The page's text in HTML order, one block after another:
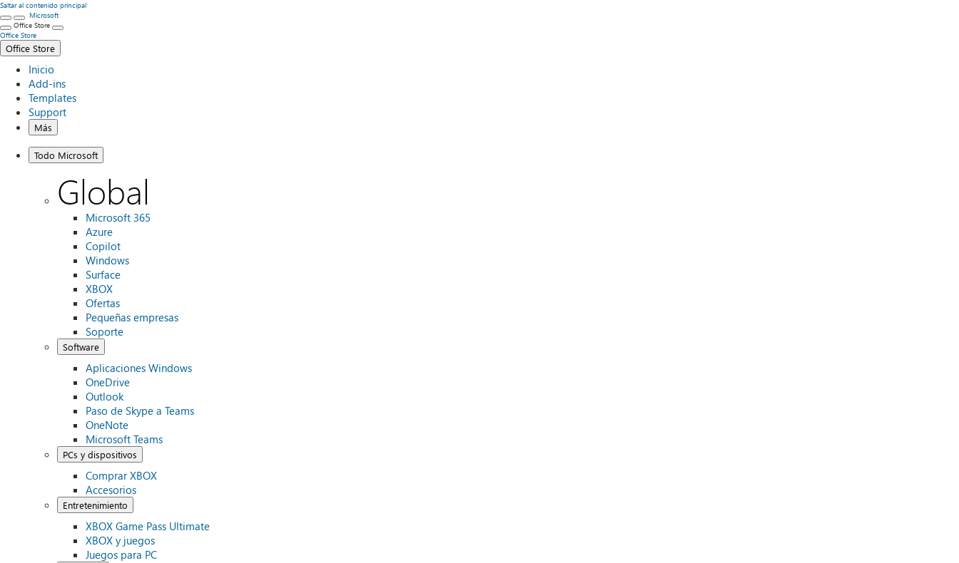
Saltar al contenido principal
Microsoft
Office Store
Office Store
Office Store
Inicio
Add-ins
Templates
Support
Más
Todo Microsoft
Global
Microsoft 365
Azure
Copilot
Windows
Surface
XBOX
Ofertas
Pequeñas empresas
Soporte
Software
Aplicaciones Windows
OneDrive
Outlook
Paso de Skype a Teams
OneNote
Microsoft Teams
PCs y dispositivos
Comprar XBOX
Accesorios
Entretenimiento
XBOX Game Pass Ultimate
XBOX y juegos
Juegos para PC